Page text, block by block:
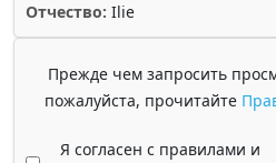
Отчество: Ilie
Прежде чем запросить
пожалуйста, прочитайте
Я согласен с правилами и